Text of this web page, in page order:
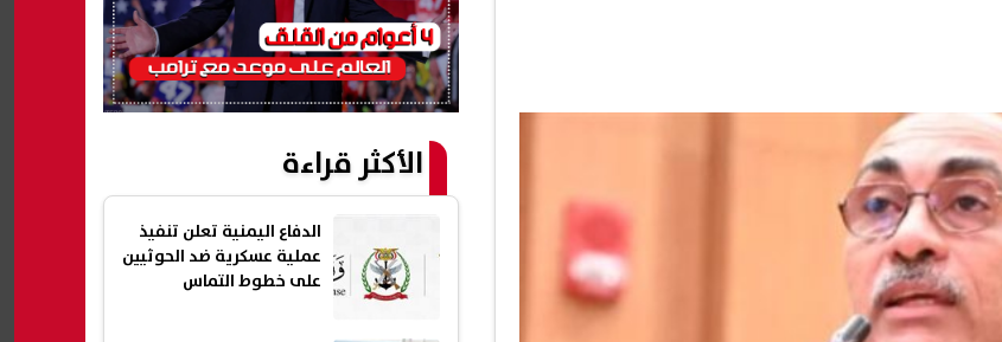
الأكثر قراءة
الدفاع اليمنية تعلن تنفيذ
عملية عسكرية ضد الحوثيين
على خطوط التماس